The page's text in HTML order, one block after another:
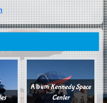
AlbumKennedy Space
Center